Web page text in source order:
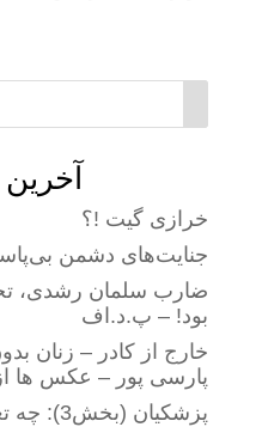
خرازی گیت !؟
جنایت‌های دشمن
ضارب سلمان رشدی،
بود! – پ.د.اف
خارج از کادر – زنان
پارسی پور – عکس ها
پزشکیان